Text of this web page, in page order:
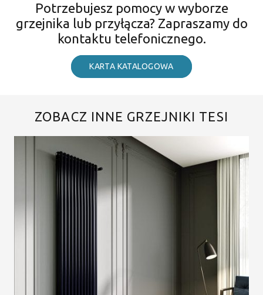
Potrzebujesz pomocy w wyborze
grzejnika lub przyłącza? Zapraszamy do
kontaktu telefonicznego.
KARTA KATALOGOWA
ZOBACZ INNE GRZEJNIKI TESI